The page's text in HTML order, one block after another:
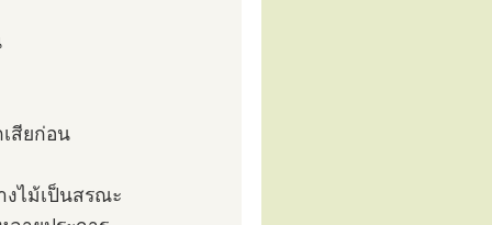
สียก่อน
ไม้เป็นสรณะ